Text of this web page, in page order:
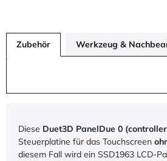
Zubehör Werkzeug &
Diese Duet3D PanelDue 0
Steuerplatine für das Touchscreen
diesem Fall wird ein SSD1963 LCD-